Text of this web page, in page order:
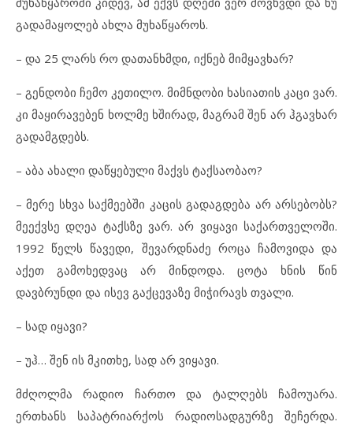
გადამაყოლებ ახლა მუხაწყაროს.
– და 25 ლარს რო დათანხმდი, იქნებ მიმყავხარ?
– გენდობი ჩემო კეთილო. მიმნდობი ხასიათის კაცი ვარ.
კი მაყირავებენ ხოლმე ხშირად, მაგრამ შენ არ ჰგავხარ
გადამგდებს.
– აბა ახალი დაწყებული მაქვს ტაქსაობაო?
– მერე სხვა საქმეებში კაცის გადაგდება არ არსებობს?
მეექვსე დღეა ტაქსზე ვარ. არ ვიყავი საქართველოში.
1992 წელს წავედი, შევარდნაძე როცა ჩამოვიდა და
აქეთ გამოხედვაც არ მინდოდა. ცოტა ხნის წინ
დავბრუნდი და ისევ გაქცევაზე მიჭირავს თვალი.
– სად იყავი?
– უჰ… შენ ის მკითხე, სად არ ვიყავი.
მძღოლმა რადიო ჩართო და ტალღებს ჩამოუარა.
ერთხანს საპატრიარქოს რადიოსადგურზე შეჩერდა.